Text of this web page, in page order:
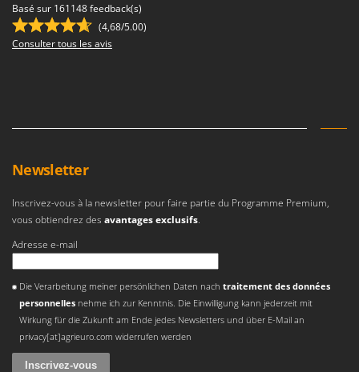
Basé sur 161148 feedback(s)
(4,68/5.00)
Consulter tous les avis
Newsletter
Inscrivez-vous à la newsletter pour faire partie du Programme Premium,
vous obtiendrez des avantages exclusifs.
Adresse e-mail
Die Verarbeitung meiner persönlichen Daten nach traitement des données
personnellesnehme ich zur Kenntnis. Die Einwilligung kann jederzeit mit
Wirkung für die Zukunft am Ende jedes Newsletters und über E-Mail an
privacy[at]agrieuro.com widerrufen werden